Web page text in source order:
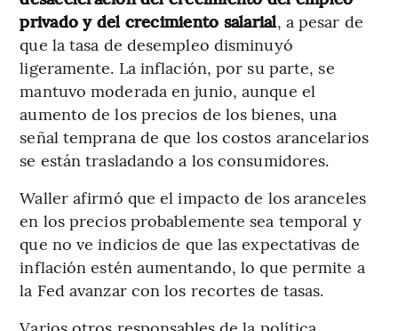
privado y del crecimiento salarial, a pesar de
que la tasa de desempleo disminuyó
ligeramente. La inflación, por su parte, se
mantuvo moderada en junio, aunque el
aumento de los precios de los bienes, una
señal temprana de que los costos arancelarios
se están trasladando a los consumidores.
Waller afirmó que el impacto de los aranceles
en los precios probablemente sea temporal y
que no ve indicios de que las expectativas de
inflación estén aumentando, lo que permite a
la Fed avanzar con los recortes de tasas.